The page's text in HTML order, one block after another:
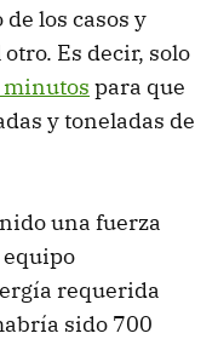
los casos y
Es decir, solo
minutos para que
y toneladas de
una fuerza
equipo
requerida
sido 700